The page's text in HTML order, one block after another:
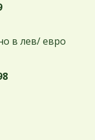
в лев/ евро